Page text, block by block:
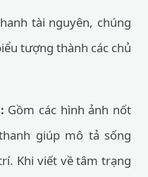
tài nguyên, chúng
tượng thành các chủ
Gồm các hình ảnh nốt
giúp mô tả sống
Khi viết về tâm trạng